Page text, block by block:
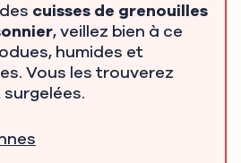
cuisses de grenouilles
, veillez bien à ce
humides et
Vous les trouverez